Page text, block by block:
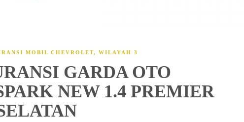
MOBIL CHEVROLET, WILAYAH 3
GARDA OTO
NEW 1.4 PREMIER